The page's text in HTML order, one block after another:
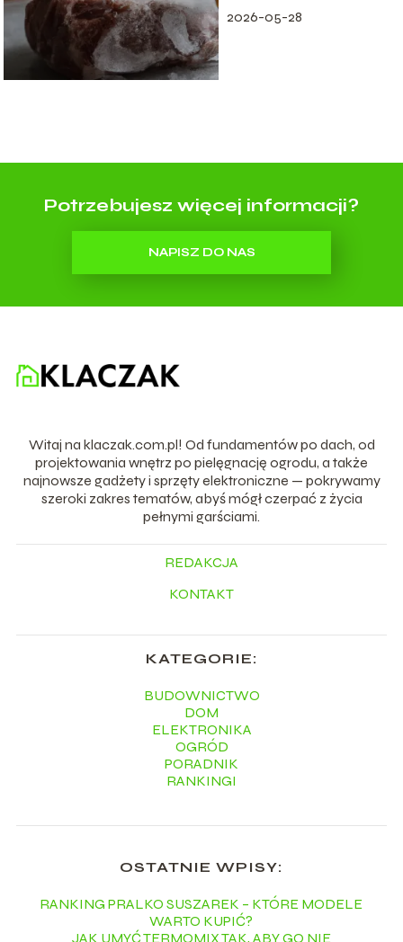
2026-05-28
Potrzebujesz więcej informacji?
NAPISZ DO NAS
Witaj na klaczak.com.pl! Od fundamentów po dach, od
projektowania wnętrz po pielęgnację ogrodu, a także
najnowsze gadżety i sprzęty elektroniczne — pokrywamy
szeroki zakres tematów, abyś mógł czerpać z życia
pełnymi garściami.
REDAKCJA
KONTAKT
KATEGORIE:
BUDOWNICTWO
DOM
ELEKTRONIKA
OGRÓD
PORADNIK
RANKINGI
OSTATNIE WPISY:
RANKING PRALKO SUSZAREK – KTÓRE MODELE
WARTO KUPIĆ?
JAK UMYĆ TERMOMIX TAK, ABY GO NIE